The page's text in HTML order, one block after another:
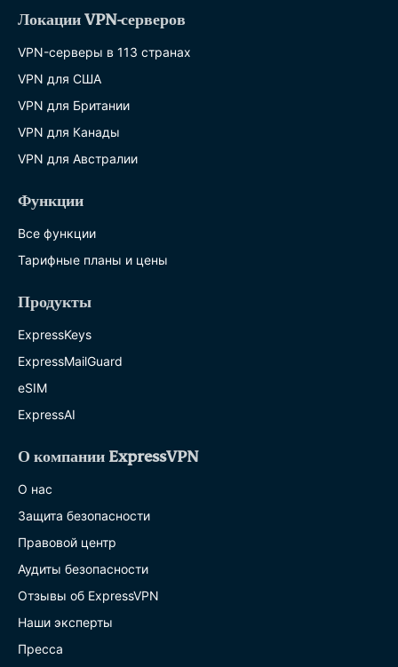
Локации VPN-серверов
VPN-серверы в 113 странах
VPN для США
VPN для Британии
VPN для Канады
VPN для Австралии
Функции
Все функции
Тарифные планы и цены
Продукты
ExpressKeys
ExpressMailGuard
eSIM
ExpressAI
О компании ExpressVPN
О нас
Защита безопасности
Правовой центр
Аудиты безопасности
Отзывы об ExpressVPN
Наши эксперты
Пресса